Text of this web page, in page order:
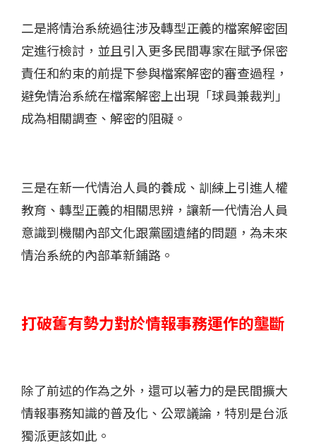
二是將情治系統過往涉及轉型正義的檔案解密固
定進行檢討，並且引入更多民間專家在賦予保密
責任和約束的前提下參與檔案解密的審查過程，
避免情治系統在檔案解密上出現「球員兼裁判」
成為相關調查、解密的阻礙。
三是在新一代情治人員的養成、訓練上引進人權
教育、轉型正義的相關思辨，讓新一代情治人員
意識到機關內部文化跟黨國遺緒的問題，為未來
情治系統的內部革新鋪路。
打破舊有勢力對於情報事務運作的壟斷
除了前述的作為之外，還可以著力的是民間擴大
情報事務知識的普及化、公眾議論，特別是台派
獨派更該如此。